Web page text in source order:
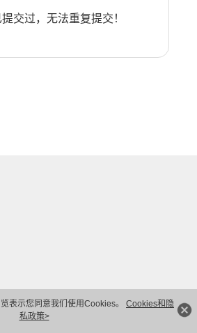
表示您同意我们使用Cookies。 Cookies和隐
私政策>
交过，无法重复提交！